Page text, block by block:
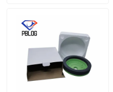
Over ons